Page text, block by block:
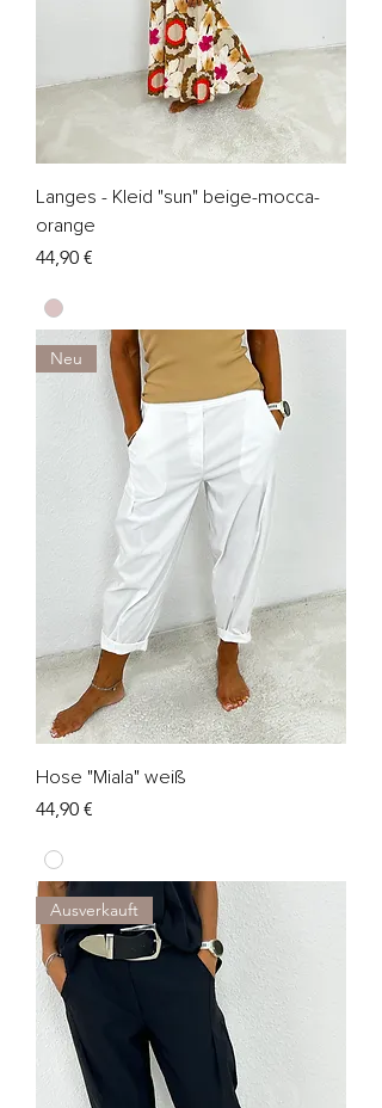
Langes - Kleid "sun" beige-mocca-
orange
Preis
44,90 €
Neu
Hose "Miala" weiß
Preis
44,90 €
Ausverkauft